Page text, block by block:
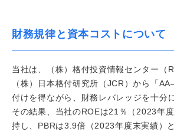
財務規律と資本コストについて
当社は、（株）格付投資情報センター（
（株）日本格付研究所（JCR）から「
付けを得ながら、財務レバレッジを十分
その結果、当社のROEは21％（2023年
持し、PBRは3.9倍（2023年度末実績）